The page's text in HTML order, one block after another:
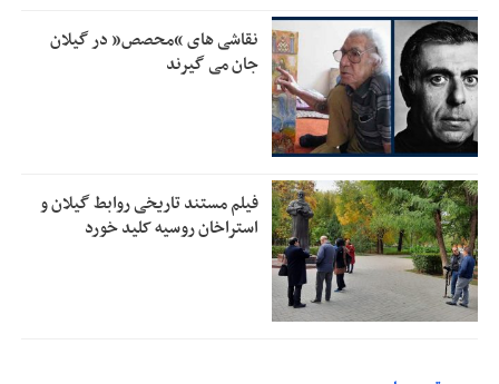
1:00 تمدید مهلت اظهارنامه‌های مالیاتی سال ۱۴۰۴ تا پایان شهریورماه
نقاشی های “محصص” در گیلان
جان می گیرند
فیلم مستند تاریخی روابط گیلان و
استراخان روسیه کلید خورد